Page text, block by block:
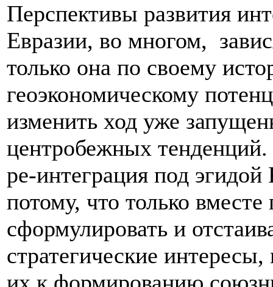
Перспективы развития
Евразии, во многом,
только она по своему
геоэкономическому
изменить ход уже
центробежных тенденций.
ре-интеграция под
потому, что только
сформулировать и
стратегические